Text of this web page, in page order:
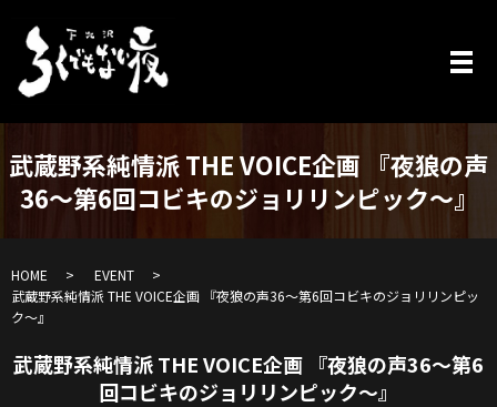
武蔵野系純情派 THE VOICE企画 『夜狼の声
36～第6回コビキのジョリリンピック～』
HOME
EVENT
武蔵野系純情派 THE VOICE企画 『夜狼の声36～第6回コビキのジョリリンピッ
ク～』
武蔵野系純情派 THE VOICE企画 『夜狼の声36～第6
回コビキのジョリリンピック～』